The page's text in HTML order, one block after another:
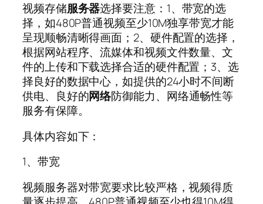
视频存储服务器选择要注意：1、带宽的选
择，如480P普通视频至少10M独享带宽才能
呈现顺畅清晰得画面；2、硬件配置的选择，
根据网站程序、流媒体和视频文件数量、文
件的上传和下载选择合适的硬件配置；3、选
择良好的数据中心，如提供的24小时不间断
供电、良好的网络防御能力、网络通畅性等
服务有保障。
具体内容如下：
1、带宽
视频服务器对带宽要求比较严格，视频得质